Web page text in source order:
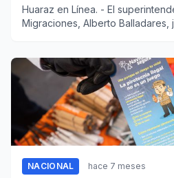
de frontera en Tumbes
Huaraz en Línea. - El
Migraciones, Alberto Balladares,
NACIONAL hace 7 meses